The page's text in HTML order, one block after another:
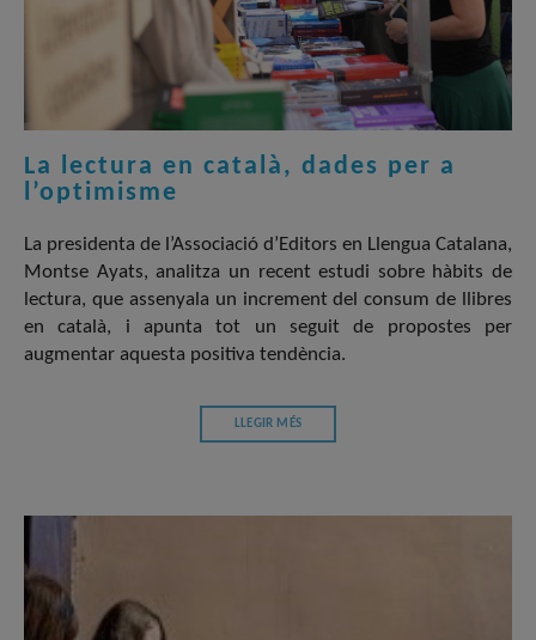
La lectura en català, dades per a
l’optimisme
La presidenta de l’Associació d’Editors en Llengua Catalana,
Montse Ayats, analitza un recent estudi sobre hàbits de
lectura, que assenyala un increment del consum de llibres
en català, i apunta tot un seguit de propostes per
augmentar aquesta positiva tendència.
LLEGIR MÉS